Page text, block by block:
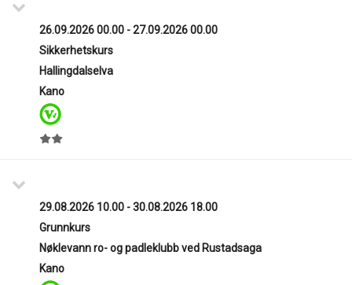
26.09.2026 00.00 - 27.09.2026 00.00
Sikkerhetskurs
Hallingdalselva
Kano
29.08.2026 10.00 - 30.08.2026 18.00
Grunnkurs
Nøklevann ro- og padleklubb ved Rustadsaga
Kano